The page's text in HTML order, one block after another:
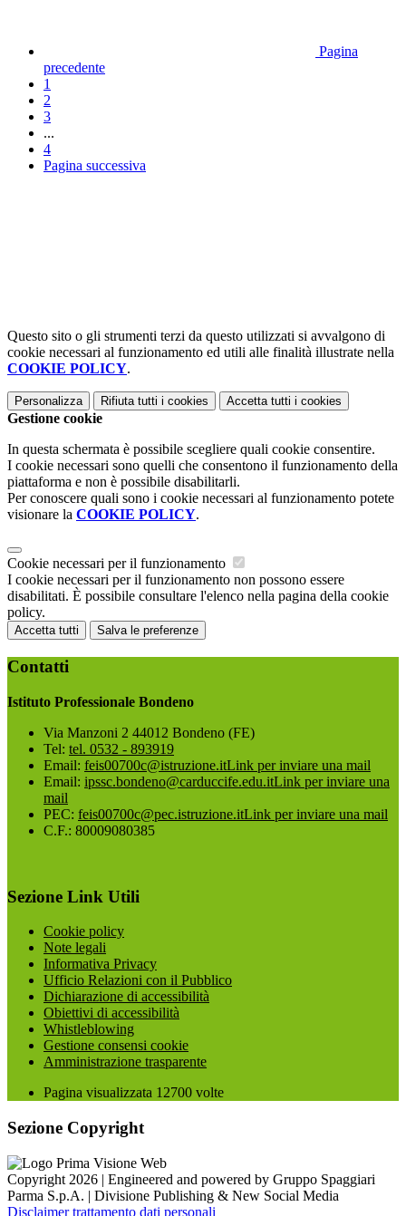
Pagina
precedente
1
2
3
...
4
Pagina successiva
Questo sito o gli strumenti terzi da questo utilizzati si avvalgono di
cookie necessari al funzionamento ed utili alle finalità illustrate nella
COOKIE POLICY.
Personalizza Rifiuta tutti i cookies Accetta tutti i cookies
Gestione cookie
In questa schermata è possibile scegliere quali cookie consentire.
I cookie necessari sono quelli che consentono il funzionamento della
piattaforma e non è possibile disabilitarli.
Per conoscere quali sono i cookie necessari al funzionamento potete
visionare la COOKIE POLICY.
Cookie necessari per il funzionamento
I cookie necessari per il funzionamento non possono essere
disabilitati. È possibile consultare l'elenco nella pagina della cookie
policy.
Accetta tutti Salva le preferenze
Contatti
Istituto Professionale Bondeno
Via Manzoni 2 44012 Bondeno (FE)
Tel: tel. 0532 - 893919
Email: feis00700c@istruzione.itLink per inviare una mail
Email: ipssc.bondeno@carduccife.edu.itLink per inviare una
mail
PEC: feis00700c@pec.istruzione.itLink per inviare una mail
C.F.: 80009080385
Sezione Link Utili
Cookie policy
Note legali
Informativa Privacy
Ufficio Relazioni con il Pubblico
Dichiarazione di accessibilità
Obiettivi di accessibilità
Whistleblowing
Gestione consensi cookie
Amministrazione trasparente
Pagina visualizzata 12700 volte
Sezione Copyright
Copyright 2026 | Engineered and powered by Gruppo Spaggiari
Parma S.p.A. | Divisione Publishing & New Social Media
Disclaimer trattamento dati personali